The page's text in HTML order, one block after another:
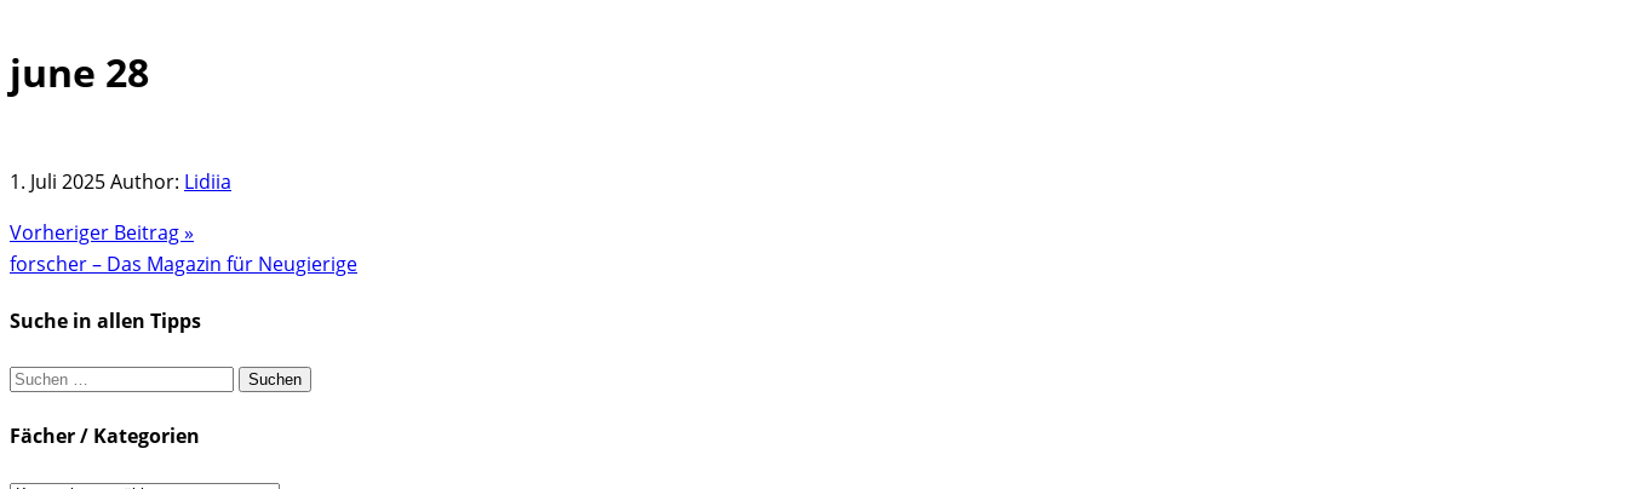
Skip
to
june 28
1. Juli 2025Author: Lidiia
Vorheriger Beitrag »
forscher – Das Magazin für Neugierige
Suche in allen Tipps
Suchen
Fächer / Kategorien